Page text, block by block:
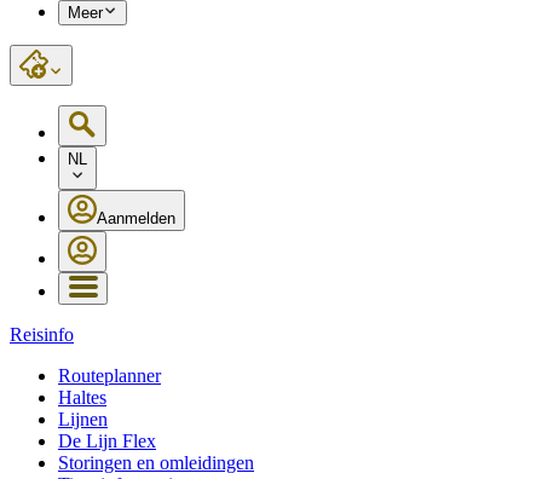
Meer
NL
Aanmelden
Reisinfo
Routeplanner
Haltes
Lijnen
De Lijn Flex
Storingen en omleidingen